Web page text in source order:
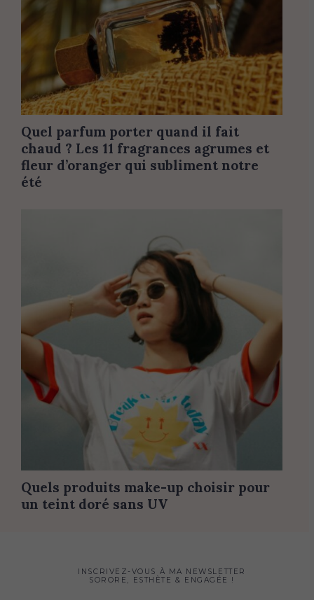
Quel parfum porter quand il fait
chaud ? Les 11 fragrances agrumes et
fleur d’oranger qui subliment notre
été
Quels produits make-up choisir pour
un teint doré sans UV
INSCRIVEZ-VOUS À MA NEWSLETTER
SORORE, ESTHÈTE & ENGAGÉE !